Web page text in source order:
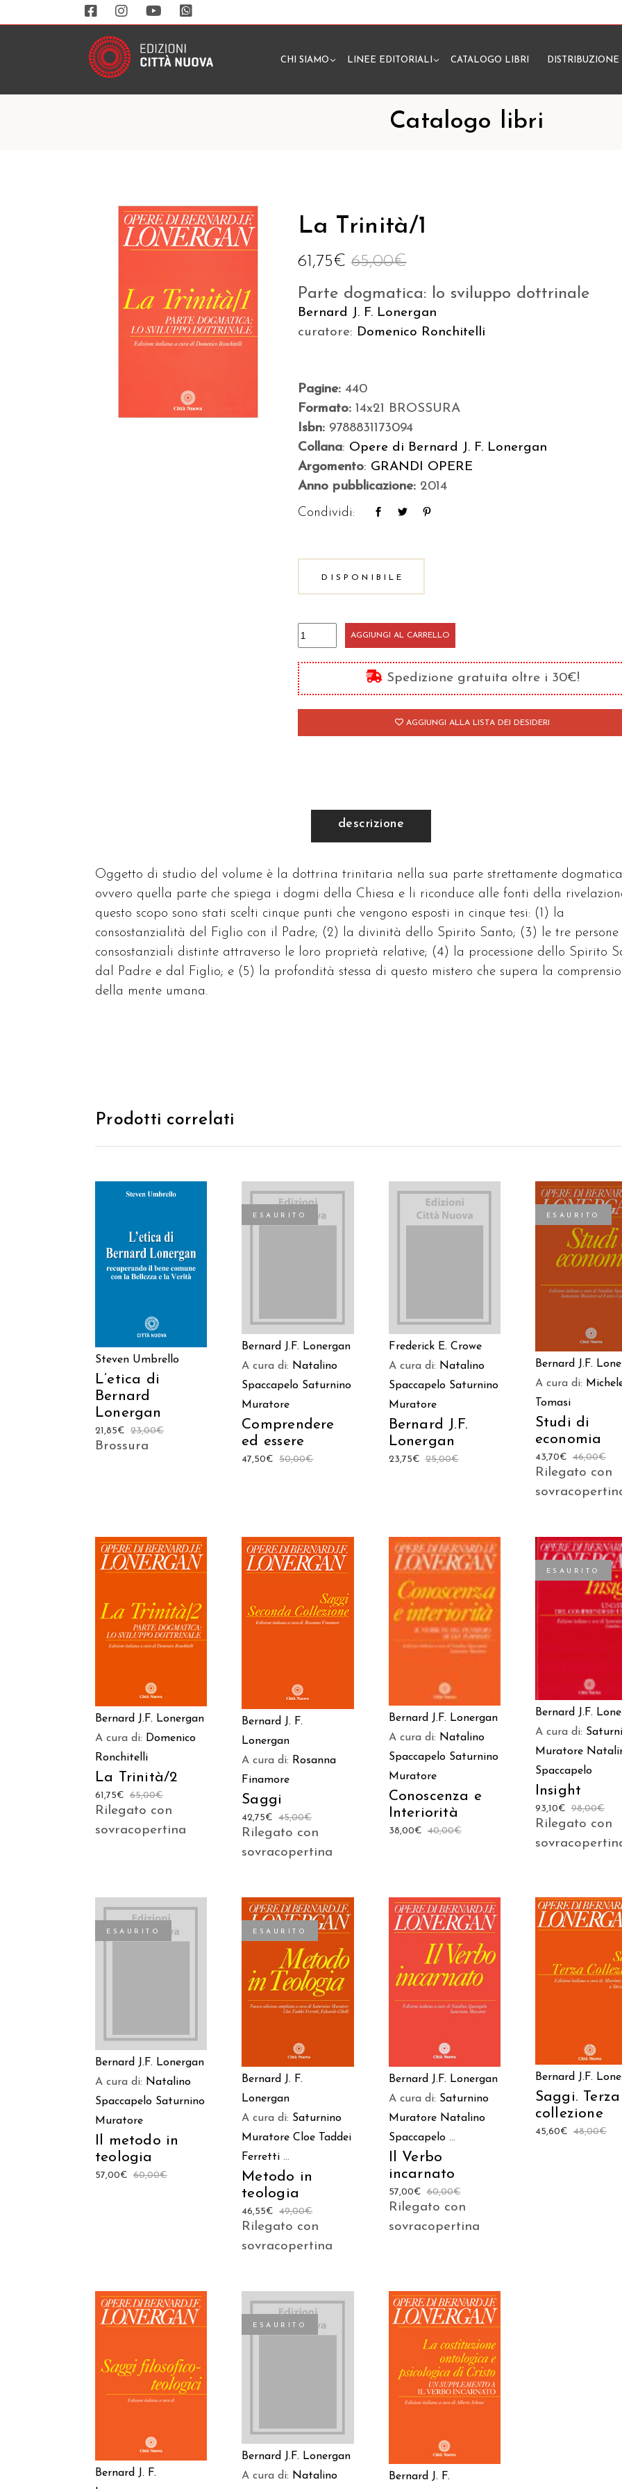
CHI SIAMO LINEE EDITORIALI CATALOGO LIBRI DISTRIBUZIONE
Catalogo libri
La Trinità/1
65,00€
61,75€
Parte dogmatica: lo sviluppo dottrinale
Bernard J. F. Lonergan
curatore: Domenico Ronchitelli
Pagine:440
Formato:14x21 BROSSURA
Isbn: 9788831173094
Collana: Opere di Bernard J. F. Lonergan
Argomento: GRANDI OPERE
Anno pubblicazione: 2014
Condividi:
DISPONIBILE
La
Trinità/1
quantità
AGGIUNGI AL CARRELLO
Spedizione gratuita oltre i 30€!
AGGIUNGI ALLA LISTA DEI DESIDERI
descrizione
Oggetto di studio del volume è la dottrina trinitaria nella sua parte strettamente
ovvero quella parte che spiega i dogmi della Chiesa e li riconduce alle fonti della
questo scopo sono stati scelti cinque punti che vengono esposti in cinque tesi: (1) la
consostanzialità del Figlio con il Padre; (2) la divinità dello Spirito Santo; (3) le tre persone
consostanziali distinte attraverso le loro proprietà relative; (4) la processione dello Spirito
dal Padre e dal Figlio; e (5) la profondità stessa di questo mistero che supera la
della mente umana.
Prodotti correlati
AGGIUNGI AL
CARRELLO
Steven Umbrello
L’etica di
Bernard
Lonergan
23,00€
21,85€
Brossura
ESAURITO
Bernard J.F. Lonergan
A cura di: Natalino
Spaccapelo Saturnino
Muratore
Comprendere
ed essere
50,00€
47,50€
Frederick E. Crowe
A cura di: Natalino
Spaccapelo Saturnino
Muratore
Bernard J.F.
Lonergan
25,00€
23,75€
ESAURITO
LEGGI TUTTO
Bernard J.F.
A cura di:
Tomasi
Studi di
economia
46,00€
43,70€
Rilegato con
AGGIUNGI AL
CARRELLO
Bernard J.F. Lonergan
A cura di: Domenico
Ronchitelli
La Trinità/2
65,00€
61,75€
Rilegato con
sovracopertina
AGGIUNGI AL
Bernard J. F.
Lonergan
A cura di: Rosanna
Finamore
Saggi
45,00€
42,75€
Rilegato con
sovracopertina
AGGIUNGI AL
CARRELLO
Bernard J.F. Lonergan
A cura di: Natalino
Spaccapelo Saturnino
Muratore
Conoscenza e
Interiorità
40,00€
38,00€
ESAURITO
LEGGI TUTTO
Bernard J.F.
A cura di:
Muratore
Spaccapelo
Insight
98,00€
93,10€
Rilegato con
ESAURITO
Bernard J.F. Lonergan
A cura di: Natalino
Spaccapelo Saturnino
Muratore
Il metodo in
teologia
60,00€
57,00€
ESAURITO
LEGGI TUTTO
Bernard J. F.
Lonergan
A cura di: Saturnino
Muratore Cloe Taddei
Ferretti ...
Metodo in
teologia
49,00€
46,55€
Rilegato con
sovracopertina
AGGIUNGI AL
Bernard J.F. Lonergan
A cura di: Saturnino
Muratore Natalino
Spaccapelo ...
Il Verbo
incarnato
60,00€
57,00€
Rilegato con
sovracopertina
AGGIUNGI AL
CARRELLO
Bernard J.F.
Saggi. Terza
collezione
48,00€
45,60€
AGGIUNGI AL
CARRELLO
Bernard J. F.
ESAURITO
Bernard J.F. Lonergan
A cura di: Natalino
AGGIUNGI AL
CARRELLO
Bernard J. F.